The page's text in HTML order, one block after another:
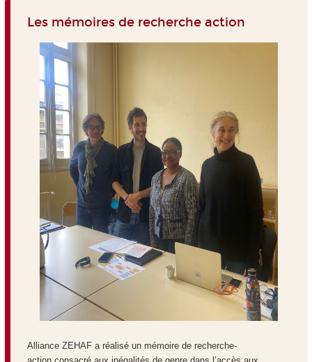
Les mémoires de recherche action
Alliance ZEHAFa réalisé un mémoire de recherche-